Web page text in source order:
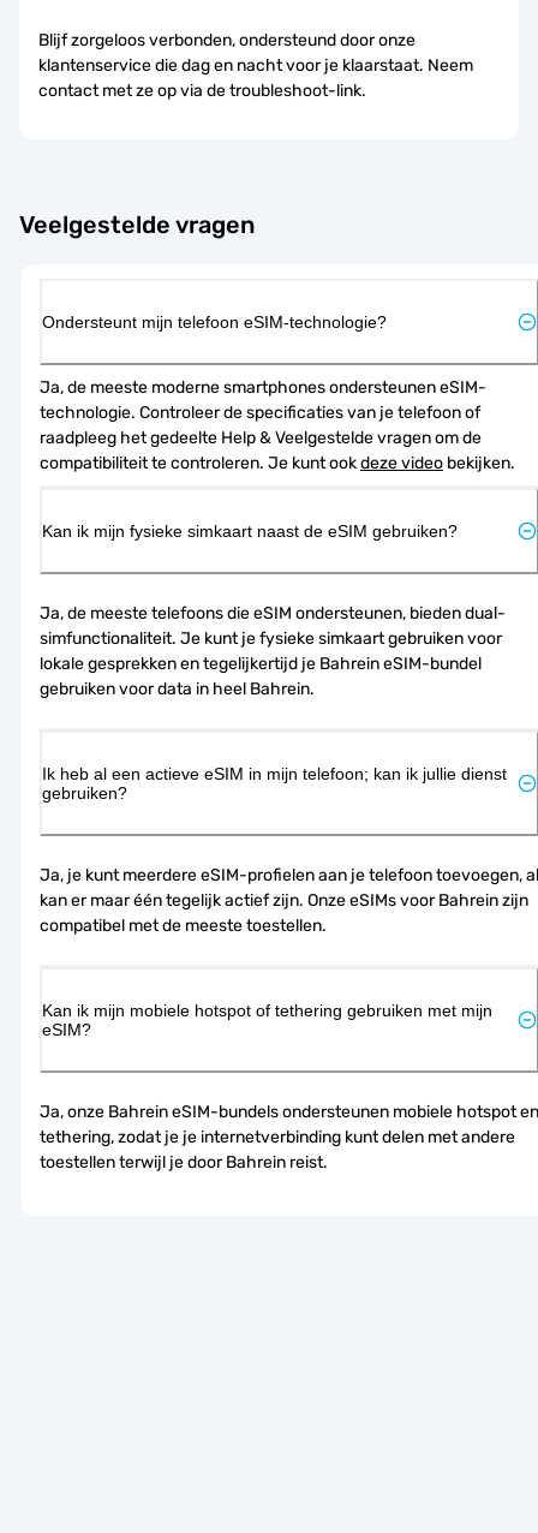
Blijf zorgeloos verbonden, ondersteund door onze
klantenservice die dag en nacht voor je klaarstaat. Neem
contact met ze op via de troubleshoot-link.
Veelgestelde vragen
Ondersteunt mijn telefoon eSIM-technologie?
Ja, de meeste moderne smartphones ondersteunen eSIM-
technologie. Controleer de specificaties van je telefoon of
raadpleeg het gedeelte Help & Veelgestelde vragen om de
compatibiliteit te controleren. Je kunt ook deze video bekijken.
Kan ik mijn fysieke simkaart naast de eSIM gebruiken?
Ja, de meeste telefoons die eSIM ondersteunen, bieden dual-
simfunctionaliteit. Je kunt je fysieke simkaart gebruiken voor
lokale gesprekken en tegelijkertijd je Bahrein eSIM-bundel
gebruiken voor data in heel Bahrein.
Ik heb al een actieve eSIM in mijn telefoon; kan ik jullie dienst
gebruiken?
Ja, je kunt meerdere eSIM-profielen aan je telefoon toevoegen, al
kan er maar één tegelijk actief zijn. Onze eSIMs voor Bahrein zijn
compatibel met de meeste toestellen.
Kan ik mijn mobiele hotspot of tethering gebruiken met mijn
eSIM?
Ja, onze Bahrein eSIM-bundels ondersteunen mobiele hotspot en
tethering, zodat je je internetverbinding kunt delen met andere
toestellen terwijl je door Bahrein reist.